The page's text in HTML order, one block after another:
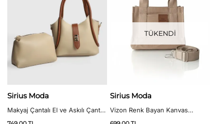
Sirius Moda
Makyaj Çantalı El ve Askılı Çanta
TÜKENDİ
Sirius Moda
Vizon Renk Bayan Kanvas